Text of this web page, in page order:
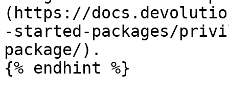
(https://
-started-packages/
package/).
{% endhint %}